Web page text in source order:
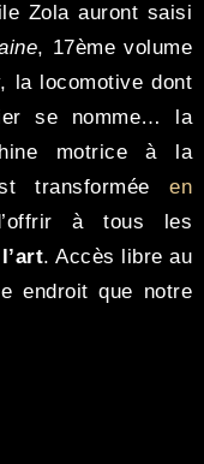
Zola auront saisi
, 17ème volume
, la locomotive dont
se nomme… la
motrice à la
transformée en
à tous les
. Accès libre au
endroit que notre